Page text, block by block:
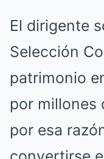
El dirigente
Selección
patrimonio
por millones
por esa